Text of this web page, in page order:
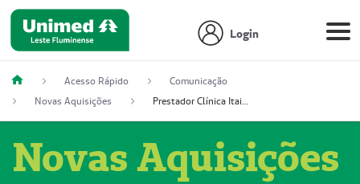
Login
Acesso Rápido
Comunicação
Novas Aquisições
Prestador Clínica Itaipú Ltda (51004348-2)
Novas Aquisições